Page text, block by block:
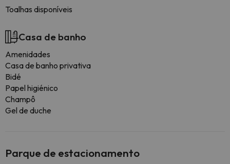
Toalhas disponíveis
Casa de banho
Amenidades
Casa de banho privativa
Bidé
Papel higiénico
Champô
Gel de duche
Parque de estacionamento